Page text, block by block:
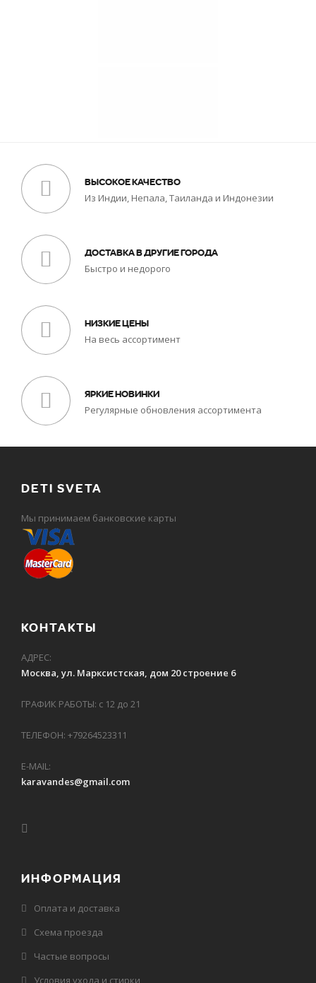
ВЫСОКОЕ КАЧЕСТВО
Из Индии, Непала, Таиланда и Индонезии
ДОСТАВКА В ДРУГИЕ ГОРОДА
Быстро и недорого
НИЗКИЕ ЦЕНЫ
На весь ассортимент
ЯРКИЕ НОВИНКИ
Регулярные обновления ассортимента
DETI SVETA
Мы принимаем банковские карты
КОНТАКТЫ
АДРЕС:
Москва, ул. Марксистская, дом 20 строение 6
ГРАФИК РАБОТЫ: с 12 до 21
ТЕЛЕФОН: +79264523311
E-MAIL:
karavandes@gmail.com
ИНФОРМАЦИЯ
Оплата и доставка
Схема проезда
Частые вопросы
Условия ухода и стирки